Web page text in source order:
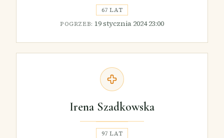
67 LAT
POGRZEB: 19 stycznia 2024 23:00
Irena Szadkowska
97 LAT